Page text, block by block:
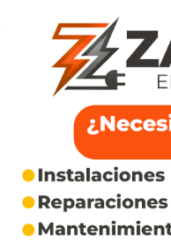
reducciones tanto
como en los de
garantizar que
sobreviviendo en
brindar a nuestros
familias la atención
merecen”.
Lista de